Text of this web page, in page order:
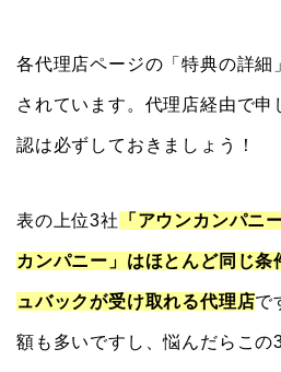
各代理店ページの「特典の詳細
されています。代理店経由で申
認は必ずしておきましょう！
表の上位3社 「アウンカンパニ
カンパニー」はほとんど同じ条
ュバックが受け取れる代理店で
額も多いですし、悩んだらこの